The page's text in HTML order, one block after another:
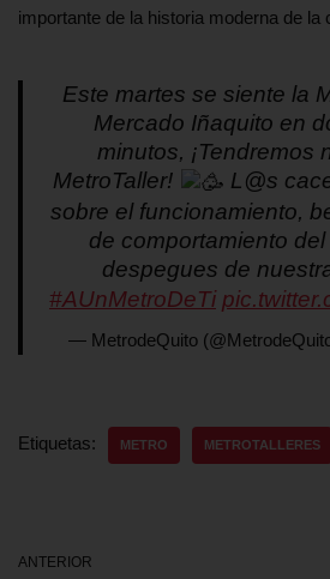
importante de la historia moderna de la
Este martes se siente la
Mercado Iñaquito en
minutos, ¡Tendremos
MetroTaller!
L@s
sobre el funcionamiento,
de comportamiento
despegues de
#AUnMetroDeTi
— MetrodeQuito
Etiquetas: METRO METROTALLERES
ANTERIOR